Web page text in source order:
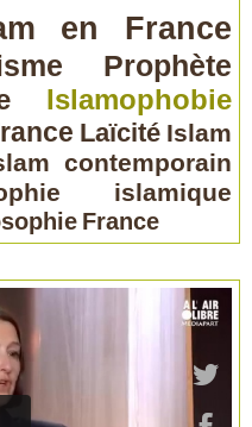
en France
Prophète
Islamophobie
Laïcité Islam
contemporain
islamique
France